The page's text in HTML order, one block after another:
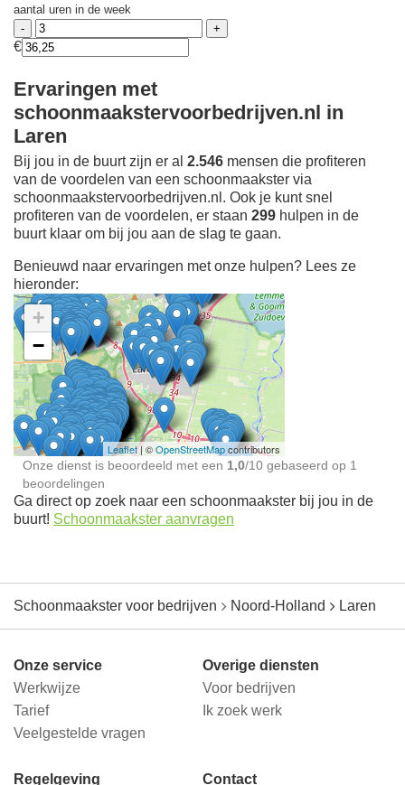
aantal uren in de week
€
Ervaringen met
schoonmaakstervoorbedrijven.nl in
Laren
Bij jou in de buurt zijn er al 2.546 mensen die profiteren
van de voordelen van een schoonmaakster via
schoonmaakstervoorbedrijven.nl. Ook je kunt snel
profiteren van de voordelen, er staan 299 hulpen in de
buurt klaar om bij jou aan de slag te gaan.
Benieuwd naar ervaringen met onze hulpen? Lees ze
hieronder:
Ontdek meer ervaringen
Schoonmaakster bij
jou in de buurt
+
−
Leaflet| ©OpenStreetMapcontributors
Onze dienst is beoordeeld met een 1,0/10 gebaseerd op 1
beoordelingen
Ga direct op zoek naar een schoonmaakster bij jou in de
buurt! Schoonmaakster aanvragen
Schoonmaakster voor bedrijven Noord-Holland Laren
Onze service
Werkwijze
Tarief
Veelgestelde vragen
Overige diensten
Voor bedrijven
Ik zoek werk
Regelgeving Contact